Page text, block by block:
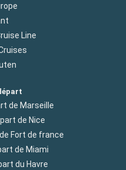
Line
de Marseille
de Nice
Fort de france
de Miami
du Havre